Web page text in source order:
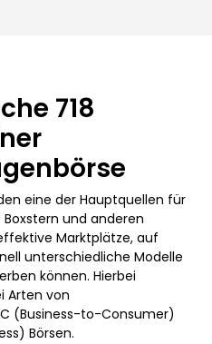
718
eine der Hauptquellen für
und anderen
Marktplätze, auf
unterschiedliche Modelle
können. Hierbei
Arten von
(Business-to-Consumer)
Börsen.